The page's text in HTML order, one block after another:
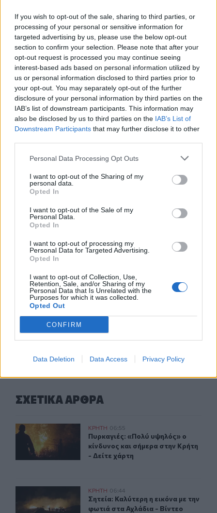
If you wish to opt-out of the sale, sharing to third parties, or
processing of your personal or sensitive information for
targeted advertising by us, please use the below opt-out
section to confirm your selection. Please note that after your
opt-out request is processed you may continue seeing
interest-based ads based on personal information utilized by
us or personal information disclosed to third parties prior to
your opt-out. You may separately opt-out of the further
disclosure of your personal information by third parties on the
IAB’s list of downstream participants. This information may
also be disclosed by us to third parties on the IAB’s List of
Downstream Participants that may further disclose it to other
Personal Data Processing Opt Outs
I want to opt-out of the Sharing of my
personal data.
Opted In
I want to opt-out of the Sale of my
Personal Data.
Opted In
I want to opt-out of processing my
Personal Data for Targeted Advertising.
Opted In
I want to opt-out of Collection, Use,
Retention, Sale, and/or Sharing of my
Personal Data that Is Unrelated with the
Purposes for which it was collected.
Opted Out
CONFIRM
Data Deletion Data Access Privacy Policy
συχνά λάθη που πρέπει να προσέξουμε
03:16
Οι ειδικοί εξηγούν: Το κλιματιστικό ρυθμίζει τη
θερμοκρασία, ο ανεμιστήρας οροφής αλλάζει την
αίσθηση
02:30
Αυξάνονται οι ενδείξεις για ζωή στον Άρη
01:30
Ειδικός λέει ποια φυτά να βάλεις στο μπαλκόνι σου το
00:31
το γλυκό αίμα, αλλά οι χημικές ενώσεις που εκπέμπουμε»
Σητεία: Πυρκαγιά στα Αχλάδια - Ολονύχτια μάχη με τις
φλόγες (Βίντεο)
23:55
Υπό έλεγχο η φωτιά σε ισόγειο κατάστημα στο Παλαιό
Φάληρο - Εκκενώθηκε προληπτικά πολυκατοικία
23:38
Ενές Καντέρ: Ο Τούρκος πρώην σέντερ δηλώνει
υποψήφιος να παίξει στο... WNBA
ΠΕΡΙΣΣΟΤΕΡΑ
ΣΧΕΤΙΚA AΡΘΡΑ
Πυρκαγιές: «Πολύ υψηλός» ο κίνδυνος και σήμερα
ΚΡΗΤΗ 06:55
Πυρκαγιές: «Πολύ υψηλός» ο
Πυρκαγιές: «Πολύ υψηλός» ο
κίνδυνος και σήμερα στην Κρήτη
- Δείτε χάρτη
Σητεία: Καλύτερη η εικόνα με την φωτιά στα Αχλάδια -
ΚΡΗΤΗ 06:44
Σητεία: Καλύτερη η εικόνα με την
Σητεία: Καλύτερη η εικόνα με την
φωτιά στα Αχλάδια - Βίντεο